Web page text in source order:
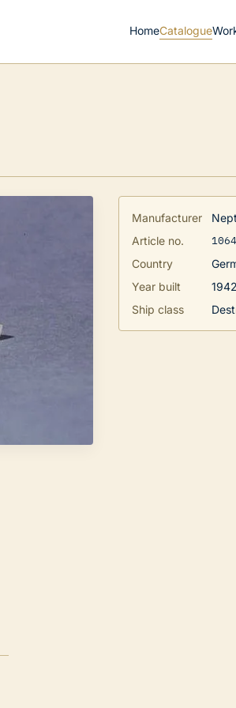
HomeCatalogue
Manufacturer
Article no.
Country
Year built
1942
Ship class